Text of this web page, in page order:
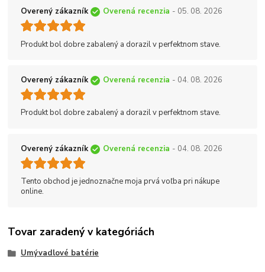
Overený zákazník Overená recenzia - 05. 08. 2026
Produkt bol dobre zabalený a dorazil v perfektnom stave.
Overený zákazník Overená recenzia - 04. 08. 2026
Produkt bol dobre zabalený a dorazil v perfektnom stave.
Overený zákazník Overená recenzia - 04. 08. 2026
Tento obchod je jednoznačne moja prvá voľba pri nákupe
online.
Tovar zaradený v kategóriách
Umývadlové batérie